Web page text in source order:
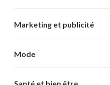
Marketing et publicité
Mode
Santé et bien être